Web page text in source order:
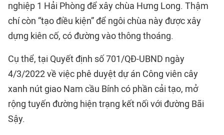
nghiệp 1 Hải Phòng để xây chùa Hưng Long. Thậm
chí còn “tạo điều kiện” để ngôi chùa này được xây
dựng kiên cố, có đường vào thông thoáng.
Cụ thể, tại Quyết định số 701/QĐ-UBND ngày
4/3/2022 về việc phê duyệt dự án Công viên cây
xanh nút giao Nam cầu Bính có phần cải tạo, mở
rộng tuyến đường hiện trạng kết nối với đường Bãi
Sậy.